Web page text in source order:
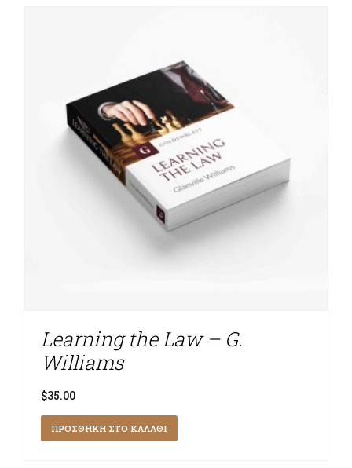
Learning the Law – G.
Williams
$35.00
ΠΡΟΣΘΉΚΗ ΣΤΟ ΚΑΛΆΘΙ